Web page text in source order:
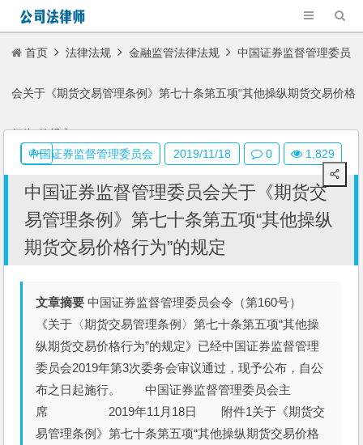
首页 法律法规 金融监管法律法规 中国证券监督管理委员
会关于《期货交易管理条例》第七十条第五项“其他操纵期货交易价格
行为”的规定
中国证券监督管理委员会关于《期货交
易管理条例》第七十条第五项“其他操纵
期货交易价格行为”的规定
文章摘要 中国证券监督管理委员会令（第160号）
《关于〈期货交易管理条例〉第七十条第五项“其他操
纵期货交易价格行为”的规定》已经中国证券监督管理
委员会2019年第3次委务会审议通过，现予公布，自公
布之日起施行。 中国证券监督管理委员会主
席 2019年11月18日 附件1关于《期货交
易管理条例》第七十条第五项“其他操纵期货交易价格
中国证券监督管理委员会 2019/11/18 0 1,829
A+